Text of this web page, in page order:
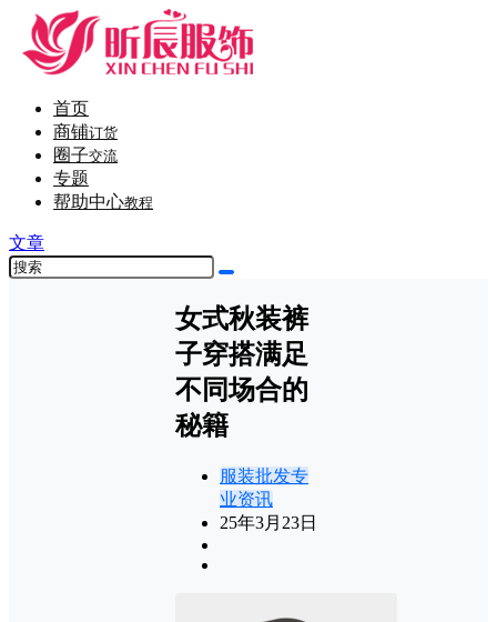
首页
商铺订货
圈子交流
专题
帮助中心教程
文章
女式秋装裤
子穿搭满足
不同场合的
秘籍
服装批发专
业资讯
25年3月23日